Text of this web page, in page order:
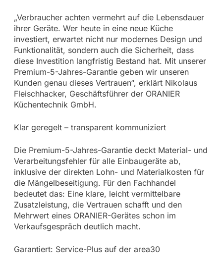
„Verbraucher achten vermehrt auf die Lebensdauer
ihrer Geräte. Wer heute in eine neue Küche
investiert, erwartet nicht nur modernes Design und
Funktionalität, sondern auch die Sicherheit, dass
diese Investition langfristig Bestand hat. Mit unserer
Premium-5-Jahres-Garantie geben wir unseren
Kunden genau dieses Vertrauen“, erklärt Nikolaus
Fleischhacker, Geschäftsführer der ORANIER
Küchentechnik GmbH.
Klar geregelt – transparent kommuniziert
Die Premium-5-Jahres-Garantie deckt Material- und
Verarbeitungsfehler für alle Einbaugeräte ab,
inklusive der direkten Lohn- und Materialkosten für
die Mängelbeseitigung. Für den Fachhandel
bedeutet das: Eine klare, leicht vermittelbare
Zusatzleistung, die Vertrauen schafft und den
Mehrwert eines ORANIER-Gerätes schon im
Verkaufsgespräch deutlich macht.
Garantiert: Service-Plus auf der area30